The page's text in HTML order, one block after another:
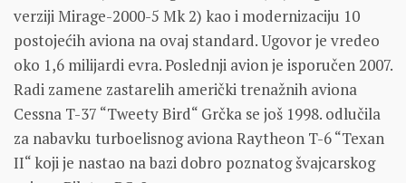
verziji Mirage-2000-5 Mk 2) kao i modernizaciju 10
postojećih aviona na ovaj standard. Ugovor je vredeo
oko 1,6 milijardi evra. Poslednji avion je isporučen 2007.
Radi zamene zastarelih američki trenažnih aviona
Cessna T-37 “Tweety Bird“ Grčka se još 1998. odlučila
za nabavku turboelisnog aviona Raytheon T-6 “Texan
II“ koji je nastao na bazi dobro poznatog švajcarskog